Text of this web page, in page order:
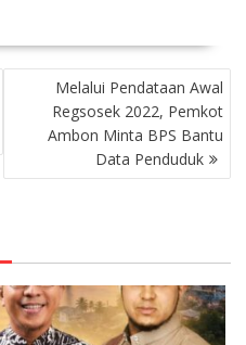
Melalui Pendataan Awal
Regsosek 2022, Pemkot
Ambon Minta BPS Bantu
Data Penduduk